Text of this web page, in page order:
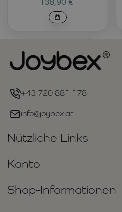
138,90 €
+43 720 881 178
info@joybex.at
Nützliche Links
Konto
Shop-Informationen